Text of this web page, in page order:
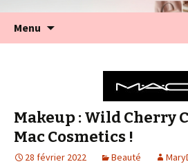
Menu
Makeup : Wild Cherry
Mac Cosmetics !
28 février 2022 Beauté